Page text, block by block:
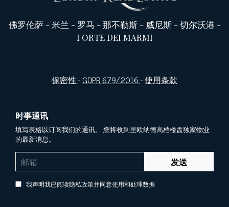
佛罗伦萨-米兰 - 罗马 -那不勒斯- 威尼斯-切尔沃港 -
FORTE DEI MARMI
保密性-GDPR 679/2016-使用条款
时事通讯
填写表格以订阅我们的通讯。 您将收到里欧纳德高档楼盘独家物业
的最新消息。
发送
我声明我已阅读隐私政策并同意使用和处理数据